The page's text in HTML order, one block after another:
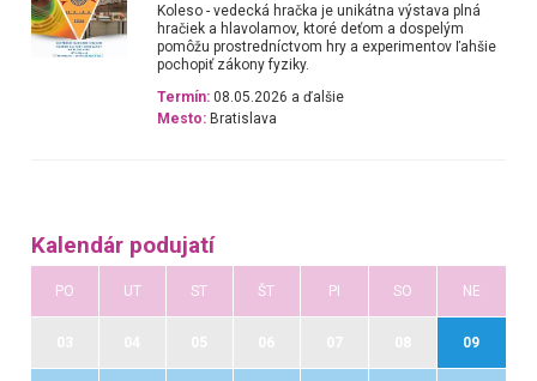
Koleso - vedecká hračka je unikátna výstava plná
hračiek a hlavolamov, ktoré deťom a dospelým
pomôžu prostredníctvom hry a experimentov ľahšie
pochopiť zákony fyziky.
Termín: 08.05.2026 a ďalšie
Mesto: Bratislava
Kalendár podujatí
PO UT ST ŠT PI SO NE
09